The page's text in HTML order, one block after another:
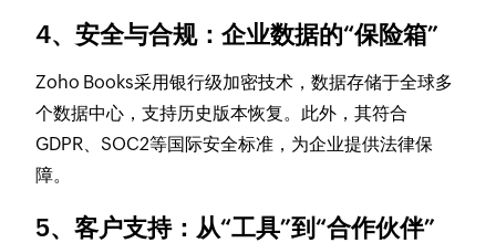
4、安全与合规：企业数据的“保险箱”
Zoho Books采用银行级加密技术，数据存储于全球多
个数据中心，支持历史版本恢复。此外，其符合
GDPR、SOC2等国际安全标准，为企业提供法律保
障。
5、客户支持：从“工具”到“合作伙伴”